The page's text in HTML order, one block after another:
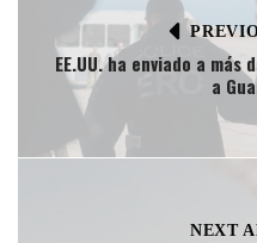
EE.UU. ha enviado a
a
NEXT